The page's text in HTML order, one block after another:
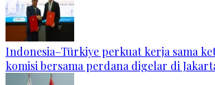
Indonesia–Türkiye perkuat kerja sama
komisi bersama perdana digelar di